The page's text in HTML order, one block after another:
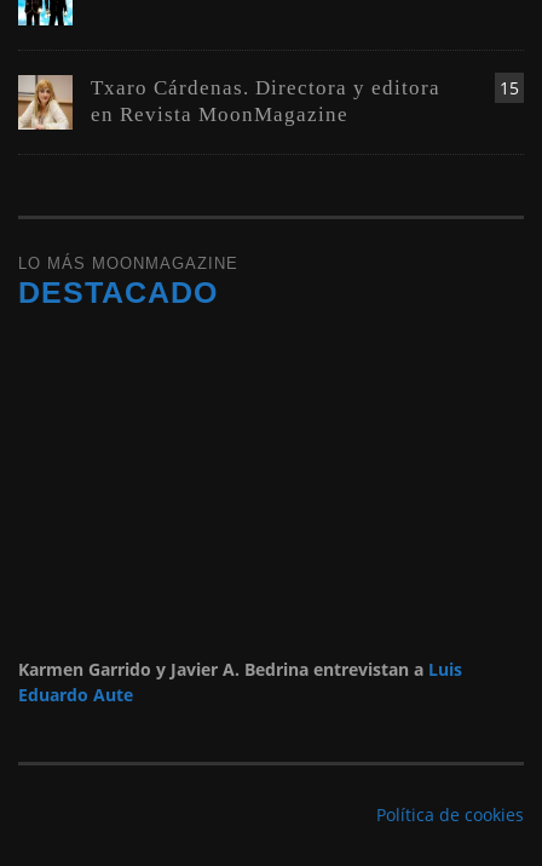
15
Txaro Cárdenas. Directora y editora
en Revista MoonMagazine
LO MÁS MOONMAGAZINE
DESTACADO
Karmen Garrido y Javier A. Bedrina entrevistan a Luis
Eduardo Aute
Política de cookies